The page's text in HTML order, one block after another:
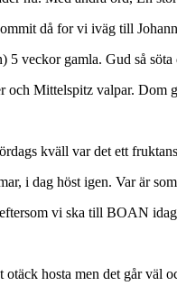
då for vi iväg till
5 veckor gamla. Gud så söta
och Mittelspitz valpar. Dom
kväll var det ett
i dag höst igen. Var är
vi ska till BOAN
hosta men det går väl